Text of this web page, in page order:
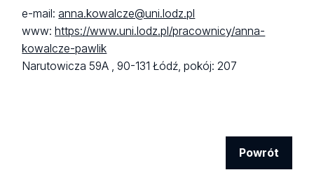
e-mail:anna.kowalcze@uni.lodz.pl
www:https://www.uni.lodz.pl/pracownicy/anna-
kowalcze-pawlik
Narutowicza 59A ,90-131 Łódź,pokój: 207
Powrót